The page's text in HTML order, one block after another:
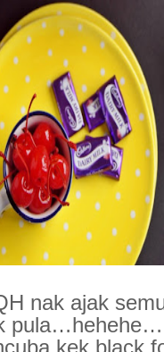
nak ajak